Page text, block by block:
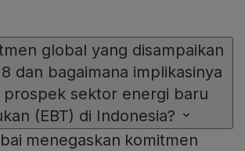
global yang disampaikan
dan bagaimana implikasinya
sektor energi baru
(EBT) di Indonesia?
menegaskan komitmen